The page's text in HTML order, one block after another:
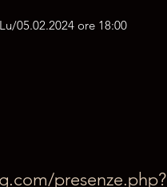
05.02.2024 ore 18:00
presenze.php?